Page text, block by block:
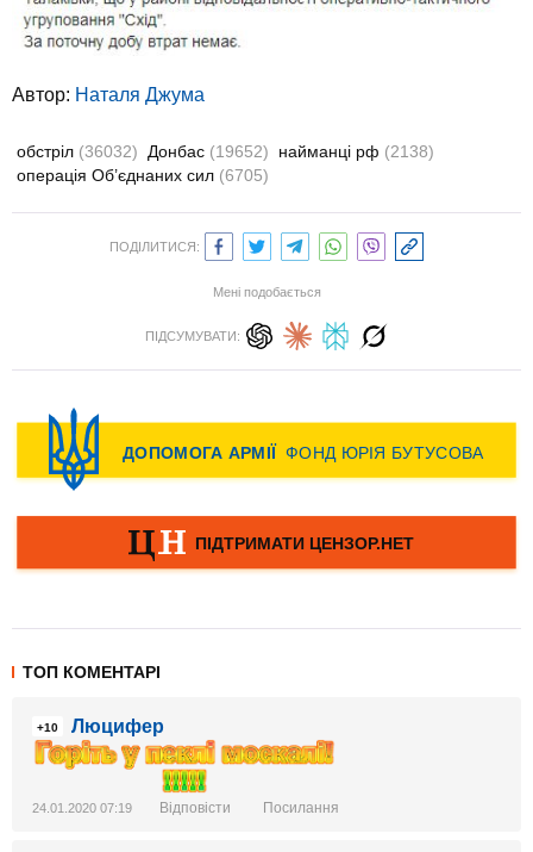
Автор: Наталя Джума
обстріл (36032) Донбас (19652) найманці рф (2138)
операція Об’єднаних сил (6705)
ПОДІЛИТИСЯ:
Мені подобається
ПІДСУМУВАТИ:
ТОП КОМЕНТАРІ
+10 Люцифер
24.01.2020 07:19 Відповісти Посилання